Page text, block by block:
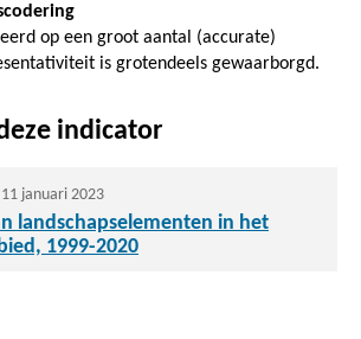
op een groot aantal (accurate)
is grotendeels gewaarborgd.
indicator
11 januari 2023
landschapselementen in het
1999-2020